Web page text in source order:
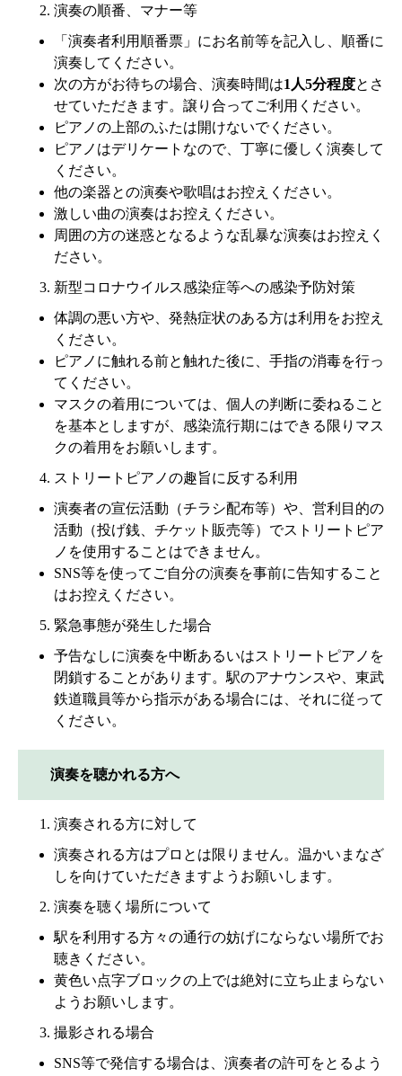
演奏の順番、マナー等
「演奏者利用順番票」にお名前等を記入し、順番に
演奏してください。
次の方がお待ちの場合、演奏時間は1人5分程度とさ
せていただきます。譲り合ってご利用ください。
ピアノの上部のふたは開けないでください。
ピアノはデリケートなので、丁寧に優しく演奏して
ください。
他の楽器との演奏や歌唱はお控えください。
激しい曲の演奏はお控えください。
周囲の方の迷惑となるような乱暴な演奏はお控えく
ださい。
新型コロナウイルス感染症等への感染予防対策
体調の悪い方や、発熱症状のある方は利用をお控え
ください。
ピアノに触れる前と触れた後に、手指の消毒を行っ
てください。
マスクの着用については、個人の判断に委ねること
を基本としますが、感染流行期にはできる限りマス
クの着用をお願いします。
ストリートピアノの趣旨に反する利用
演奏者の宣伝活動（チラシ配布等）や、営利目的の
活動（投げ銭、チケット販売等）でストリートピア
ノを使用することはできません。
SNS等を使ってご自分の演奏を事前に告知すること
はお控えください。
緊急事態が発生した場合
予告なしに演奏を中断あるいはストリートピアノを
閉鎖することがあります。駅のアナウンスや、東武
鉄道職員等から指示がある場合には、それに従って
ください。
演奏を聴かれる方へ
演奏される方に対して
演奏される方はプロとは限りません。温かいまなざ
しを向けていただきますようお願いします。
演奏を聴く場所について
駅を利用する方々の通行の妨げにならない場所でお
聴きください。
黄色い点字ブロックの上では絶対に立ち止まらない
ようお願いします。
撮影される場合
SNS等で発信する場合は、演奏者の許可をとるよう